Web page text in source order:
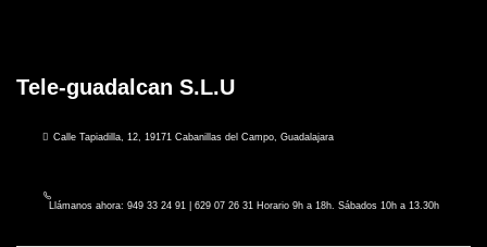
Tele-guadalcan S.L.U
Calle Tapiadilla, 12, 19171 Cabanillas del Campo, Guadalajara
Llámanos ahora: 949 33 24 91 | 629 07 26 31 Horario 9h a 18h. Sábados 10h a 13.30h